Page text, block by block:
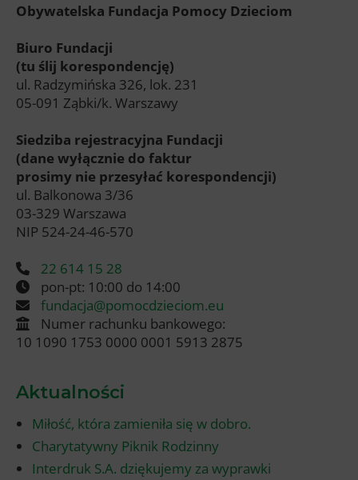
Obywatelska Fundacja Pomocy Dzieciom
Biuro Fundacji
(tu ślij korespondencję)
ul. Radzymińska 326, lok. 231
05-091 Ząbki/k. Warszawy
Siedziba rejestracyjna Fundacji
(dane wyłącznie do faktur
prosimy nie przesyłać korespondencji)
ul. Balkonowa 3/36
03-329 Warszawa
NIP 524-24-46-570
22 614 15 28
pon-pt: 10:00 do 14:00
fundacja@pomocdzieciom.eu
Numer rachunku bankowego:
10 1090 1753 0000 0001 5913 2875
Aktualności
Miłość, która zamieniła się w dobro.
Charytatywny Piknik Rodzinny
Interdruk S.A. dziękujemy za wyprawki